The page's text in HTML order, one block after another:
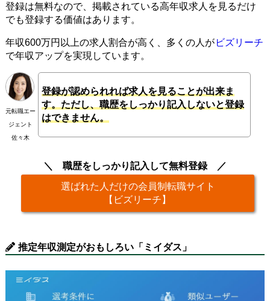
登録は無料なので、掲載されている高年収求人を見るだけ
でも登録する価値はあります。
年収600万円以上の求人割合が高く、多くの人が ビズリーチ
で年収アップを実現しています。
元転職エー
ジェント
佐々木
登録が認められれば求人を見ることが出来ま
す。ただし、職歴をしっかり記入しないと登録
はできません。
職歴をしっかり記入して無料登録
選ばれた人だけの会員制転職サイト
【ビズリーチ】
推定年収測定がおもしろい「ミイダス」